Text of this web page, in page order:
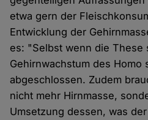
etwa gern der
Entwicklung der
es: "Selbst wenn die These
Gehirnwachstum des Homo
abgeschlossen. Zudem
nicht mehr Hirnmasse,
Umsetzung dessen, was